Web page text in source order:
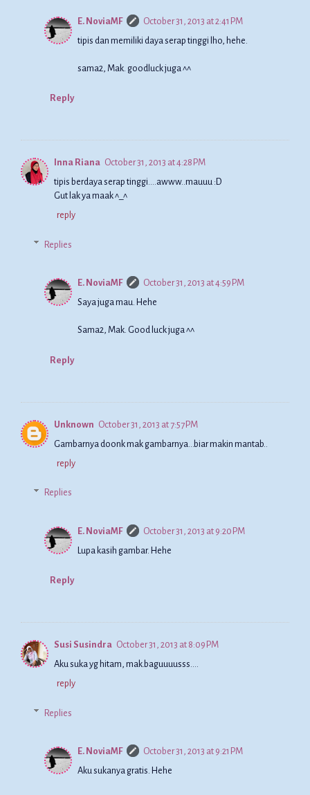
E. NoviaMF
October 31, 2013 at 2:41 PM
tipis dan memiliki daya serap tinggi lho, hehe.
sama2, Mak. goodluck juga ^^
Reply
Inna Riana October 31, 2013 at 4:28 PM
tipis berdaya serap tinggi....awww..mauuu :D
Gut lak ya maak ^_^
reply
Replies
E. NoviaMF
October 31, 2013 at 4:59 PM
Saya juga mau. Hehe
Sama2, Mak. Good luck juga ^^
Reply
Unknown October 31, 2013 at 7:57 PM
Gambarnya doonk mak gambarnya...biar makin mantab..
reply
Replies
E. NoviaMF
October 31, 2013 at 9:20 PM
Lupa kasih gambar. Hehe
Reply
Susi Susindra October 31, 2013 at 8:09 PM
Aku suka yg hitam, mak.baguuuusss....
reply
Replies
E. NoviaMF
October 31, 2013 at 9:21 PM
Aku sukanya gratis. Hehe